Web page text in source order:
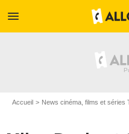
menu
Accueil News cinéma, films et séries